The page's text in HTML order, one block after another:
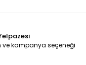
ve kampanya seçeneği